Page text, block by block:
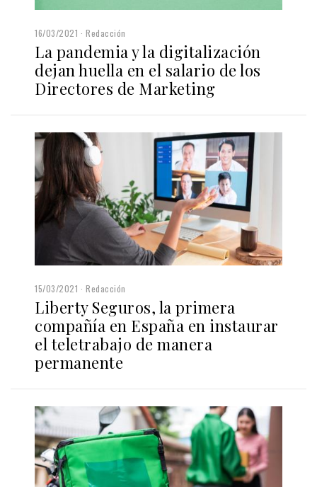
16/03/2021 Redacción
La pandemia y la digitalización
dejan huella en el salario de los
Directores de Marketing
15/03/2021 Redacción
Liberty Seguros, la primera
compañía en España en instaurar
el teletrabajo de manera
permanente